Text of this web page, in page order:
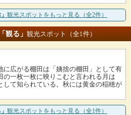
観光スポットをもっと見る（全2件）
「観る」 観光スポット（全1件）
に広がる棚田は「姨捨の棚田」として有
の一枚一枚に映りこむと言われる月は
して知られている。秋には黄金の稲穂が
観光スポットをもっと見る（全1件）